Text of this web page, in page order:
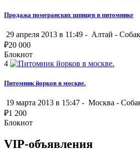
Продажа померанских шпицев в питомнике
29 апреля 2013 в 11:49 - Алтай -
₽20 000
Блокнот
4
Питомник йорков в москве.
19 марта 2013 в 15:47 - Москва -
₽1 200
Блокнот
VIP-объявления